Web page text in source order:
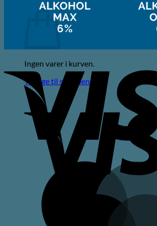
Kurv
Ingen varer i kurven.
Tilbage til shoppen